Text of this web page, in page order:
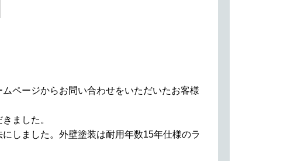
ページからお問い合わせをいただいたお客様
ました。
しました。外壁塗装は耐用年数15年仕様のラ